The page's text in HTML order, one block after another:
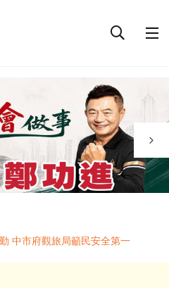
中市府觀旅局籲民安全第一